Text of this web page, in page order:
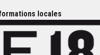
locales